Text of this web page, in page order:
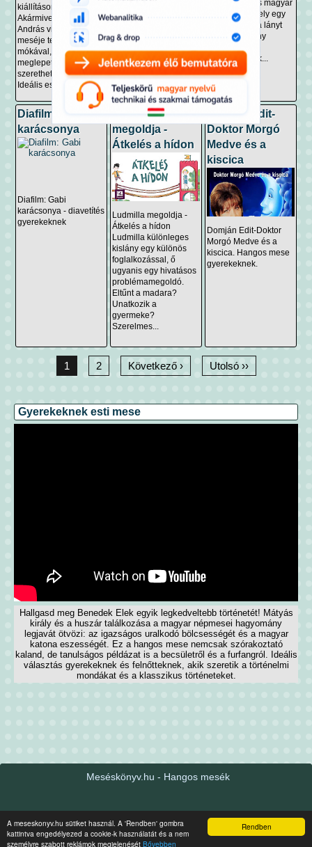
Rendben
A meseskonyv.hu sütiket használ. A 'Rendben' gombra
kattintva engedélyezed a cookie-k használatát és a nem
személyre szabott reklámok megjelenését Bővebben
kiállításon az
Akármivel! Dániel
András vidám hangos
meséje tele van
mókával,
meglepetéssel és
szerethető figurákkal.
Ideális esti mese...
meséje, amelyben a
csigafiú és katicalány
kalandba keverednek.
háza kigyullad, a
tűzoltó...
egy klasszikus magyar
népmese, amely egy
rendkívül lusta lányt
mutat be. A lány
hajlandó, csak...
Diafilm: Gabi
karácsonya
Diafilm: Gabi
karácsonya - diavetítés
gyerekeknek
Ludmilla
megoldja -
Átkelés a hídon
Ludmilla megoldja -
Átkelés a hídon
Ludmilla különleges
kislány egy különös
foglalkozással, ő
ugyanis egy hivatásos
problémamegoldó.
Eltűnt a madara?
Unatkozik a
gyermeke?
Szerelmes...
Domján Edit-
Doktor Morgó
Medve és a
kiscica
Domján Edit-Doktor
Morgó Medve és a
kiscica. Hangos mese
gyerekeknek.
1 2 Következő › Utolsó ››
Gyerekeknek esti mese
Hallgasd meg Benedek Elek egyik legkedveltebb történetét! Mátyás
király és a huszár találkozása a magyar népmesei hagyomány
legjavát ötvözi: az igazságos uralkodó bölcsességét és a magyar
katona eszességét. Ez a hangos mese nemcsak szórakoztató
kaland, de tanulságos példázat is a becsületről és a furfangról. Ideális
választás gyerekeknek és felnőtteknek, akik szeretik a történelmi
mondákat és a klasszikus történeteket.
Meséskönyv.hu - Hangos mesék
Legújabb mesék Tartalom Kapcsolat